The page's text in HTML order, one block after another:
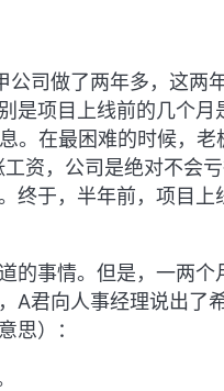
司做了两年多，这两
是项目上线前的几个月
。在最困难的时候，老
资，公司是绝对不会
终于，半年前，项目上
的事情。但是，一两个
君向人事经理说出了
思）：